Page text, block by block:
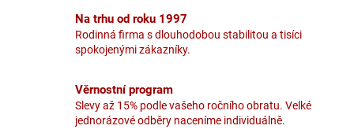
l
á
d
a
p
r
Na trhu od roku 1997
Rodinná firma s dlouhodobou stabilitou a tisíci
spokojenými zákazníky.
Věrnostní program
Slevy až 15% podle vašeho ročního obratu. Velké
jednorázové odběry naceníme individuálně.